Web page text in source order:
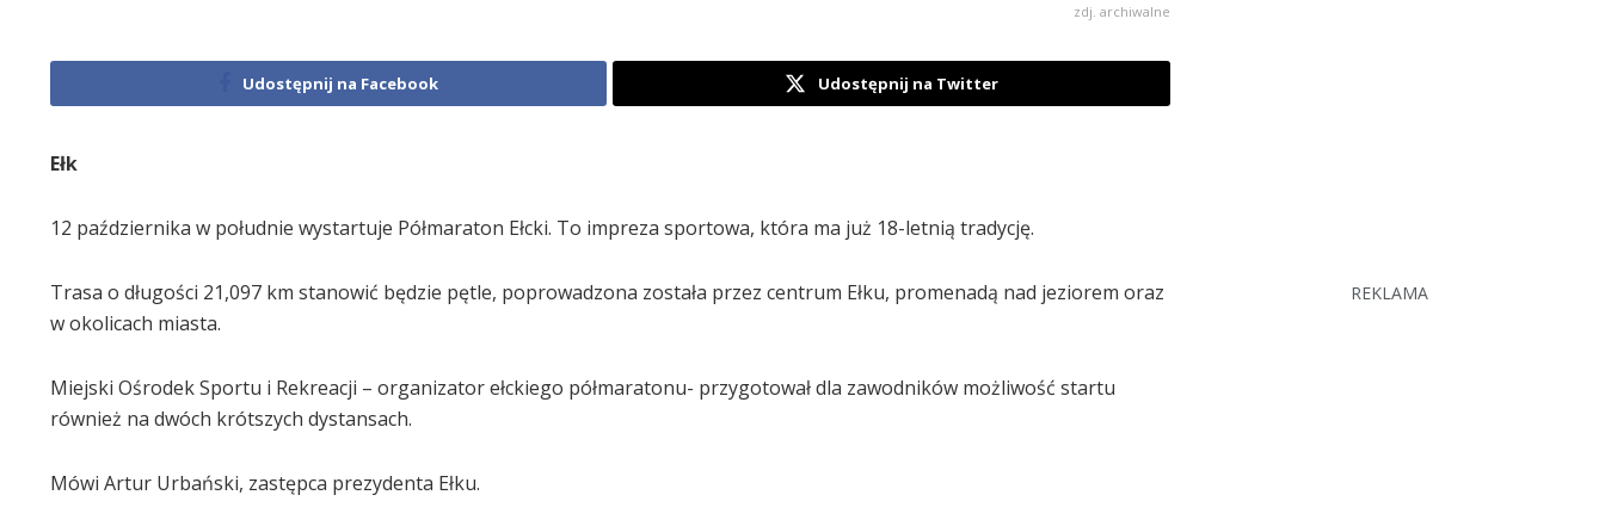
zdj. archiwalne
Udostępnij na Facebook Udostępnij na Twitter
Ełk
12 października w południe wystartuje Półmaraton Ełcki. To impreza sportowa, która ma już 18-letnią tradycję.
Trasa o długości 21,097 km stanowić będzie pętle, poprowadzona została przez centrum Ełku, promenadą nad jeziorem oraz
w okolicach miasta.
Miejski Ośrodek Sportu i Rekreacji – organizator ełckiego półmaratonu- przygotował dla zawodników możliwość startu
również na dwóch krótszych dystansach.
Mówi Artur Urbański, zastępca prezydenta Ełku.
REKLAMA